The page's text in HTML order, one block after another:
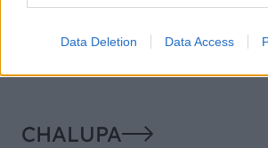
Data Deletion Data Access
rastliny? Pravda vás
CHALUPA